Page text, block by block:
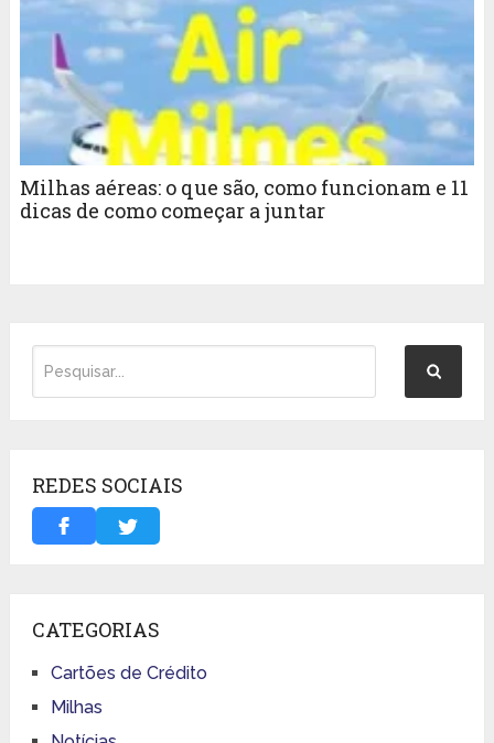
Milhas aéreas: o que são, como funcionam e 11
dicas de como começar a juntar
REDES SOCIAIS
CATEGORIAS
Cartões de Crédito
Milhas